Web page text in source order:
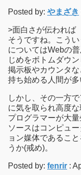
Posted by: やまざき
>面白さが伝われば
そうですね。こう
についてはWebの
じめをボトムダウ
掲示板やカウンタ
持ち始める人間が
しかし、その一方
に気を取られ高度
プログラマーが大
ソースはコンピュ
ョン媒体であるこ
うか(戒め)。
Posted by: fenrir :